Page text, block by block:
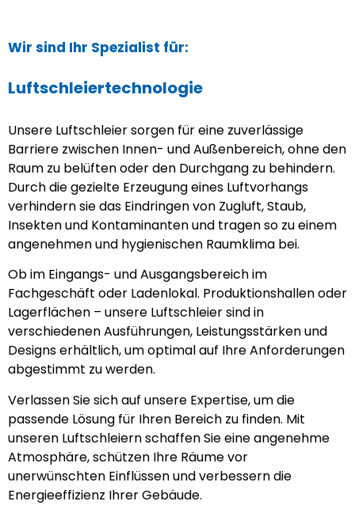
Wir sind Ihr Spezialist für:
Luftschleiertechnologie
Unsere Luftschleier sorgen für eine zuverlässige
Barriere zwischen Innen- und Außenbereich, ohne den
Raum zu belüften oder den Durchgang zu behindern.
Durch die gezielte Erzeugung eines Luftvorhangs
verhindern sie das Eindringen von Zugluft, Staub,
Insekten und Kontaminanten und tragen so zu einem
angenehmen und hygienischen Raumklima bei.
Ob im Eingangs- und Ausgangsbereich im
Fachgeschäft oder Ladenlokal. Produktionshallen oder
Lagerflächen – unsere Luftschleier sind in
verschiedenen Ausführungen, Leistungsstärken und
Designs erhältlich, um optimal auf Ihre Anforderungen
abgestimmt zu werden.
Verlassen Sie sich auf unsere Expertise, um die
passende Lösung für Ihren Bereich zu finden. Mit
unseren Luftschleiern schaffen Sie eine angenehme
Atmosphäre, schützen Ihre Räume vor
unerwünschten Einflüssen und verbessern die
Energieeffizienz Ihrer Gebäude.